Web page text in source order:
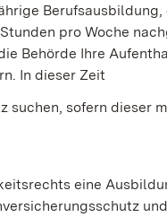
Berufsausbildung,
pro Woche
Behörde Ihre
In dieser Zeit
suchen, sofern dieser
eine